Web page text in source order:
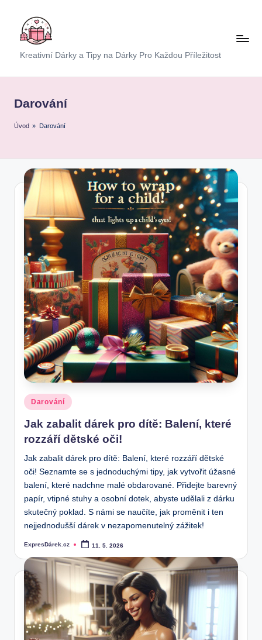
content
E
x
D
á
r
e
k
c
z
Kreativní Dárky a Tipy na Dárky Pro Každou Příležitost
Darování
Úvod » Darování
Posted
in
Darování
Jak zabalit dárek pro dítě: Balení, které
rozzáří dětské oči!
Jak zabalit dárek pro dítě: Balení, které rozzáří dětské
oči! Seznamte se s jednoduchými tipy, jak vytvořit úžasné
balení, které nadchne malé obdarované. Přidejte barevný
papír, vtipné stuhy a osobní dotek, abyste udělali z dárku
skutečný poklad. S námi se naučíte, jak proměnit i ten
nejjednodušší dárek v nezapomenutelný zážitek!
Posted
ExpresDárek.cz 11. 5. 2026